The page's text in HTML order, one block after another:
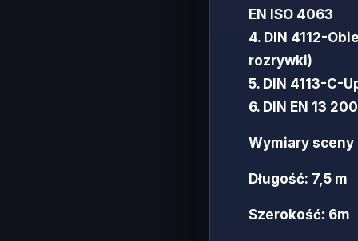
EN ISO 4063
4. DIN 4112-
rozrywki)
5. DIN 4113-C-
6. DIN EN 13
Wymiary sceny
Długość: 7,5 m
Szerokość: 6m